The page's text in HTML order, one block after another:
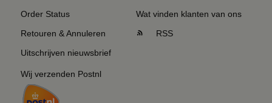
Order Status
Retouren & Annuleren
Uitschrijven nieuwsbrief
Wij verzenden Postnl
Wat vinden klanten van ons
RSS